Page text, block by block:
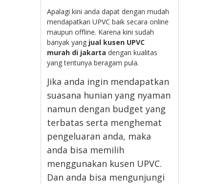
Apalagi kini anda dapat dengan mudah
mendapatkan UPVC baik secara online
maupun offline. Karena kini sudah
banyak yang jual kusen UPVC
murah di jakarta dengan kualitas
yang tentunya beragam pula.
Jika anda ingin mendapatkan
suasana hunian yang nyaman
namun dengan budget yang
terbatas serta menghemat
pengeluaran anda, maka
anda bisa memilih
menggunakan kusen UPVC.
Dan anda bisa mengunjungi